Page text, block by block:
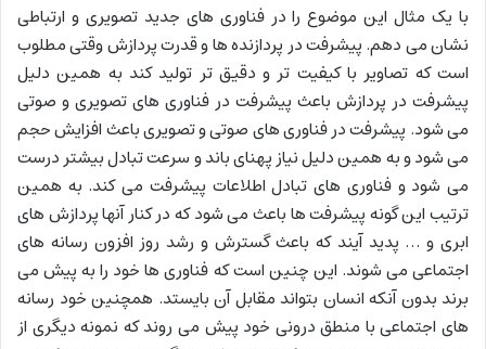
با یک مثال این موضوع را در فناوری های جدید تصویری و ارتباطی
نشان می دهم. پیشرفت در پردازنده ها و قدرت پردازش وقتی مطلوب
است که تصاویر با کیفیت تر و دقیق تر تولید کند به همین دلیل
پیشرفت در پردازش باعث پیشرفت در فناوری های تصویری و صوتی
می شود. پیشرفت در فناوری های صوتی و تصویری باعث افزایش حجم
می شود و به همین دلیل نیاز پهنای باند و سرعت تبادل بیشتر درست
می شود و فناوری های تبادل اطلاعات پیشرفت می کند. به همین
ترتیب این گونه پیشرفت ها باعث می شود که در کنار آنها پردازش های
ابری و … پدید آیند که باعث گسترش و رشد روز افزون رسانه های
اجتماعی می شوند. این چنین است که فناوری ها خود را به پیش می
برند بدون آنکه انسان بتواند مقابل آن بایستد. همچنین خود رسانه
های اجتماعی با منطق درونی خود پیش می روند که نمونه دیگری از